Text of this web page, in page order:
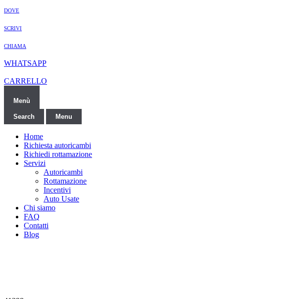
DOVE
SCRIVI
CHIAMA
WHATSAPP
CARRELLO
Menù
Search Menu
Home
Richiesta autoricambi
Richiedi rottamazione
Servizi
Autoricambi
Rottamazione
Incentivi
Auto Usate
Chi siamo
FAQ
Contatti
Blog